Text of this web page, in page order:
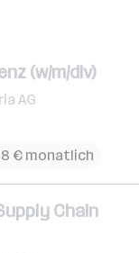
(w/m/div)
AG
€ monatlich
Chain